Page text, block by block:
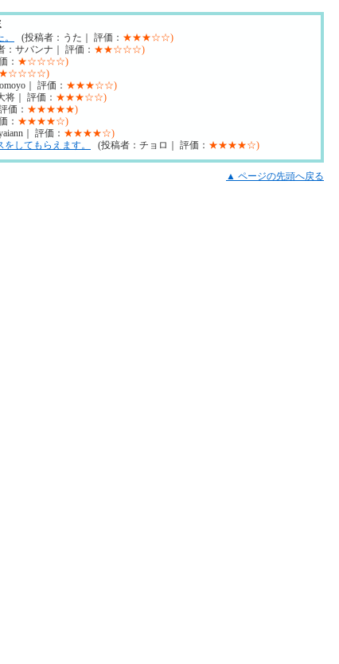
(投稿者：うた｜ 評価： ★★★☆☆)
：サバンナ｜ 評価： ★★☆☆☆)
： ★☆☆☆☆)
★☆☆☆☆)
｜ 評価： ★★★☆☆)
｜ 評価： ★★★☆☆)
価： ★★★★★)
： ★★★★☆)
｜ 評価： ★★★★☆)
してもらえます。 (投稿者：チョロ｜ 評価： ★★★★☆)
▲ ページの先頭へ戻る